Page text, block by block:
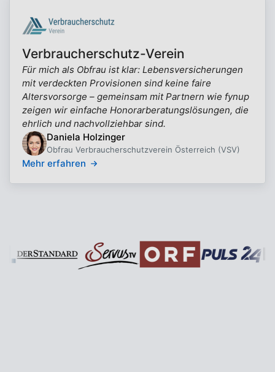
Verbraucherschutz-Verein
Für mich als Obfrau ist klar: Lebensversicherungen
mit verdeckten Provisionen sind keine faire
Altersvorsorge – gemeinsam mit Partnern wie fynup
zeigen wir einfache Honorarberatungslösungen, die
ehrlich und nachvollziehbar sind.
Daniela Holzinger
Obfrau Verbraucherschutzverein Österreich (VSV)
Mehr erfahren